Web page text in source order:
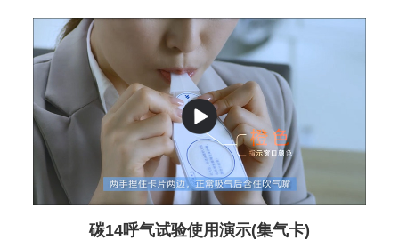
碳14呼气试验使用演示(集气卡)